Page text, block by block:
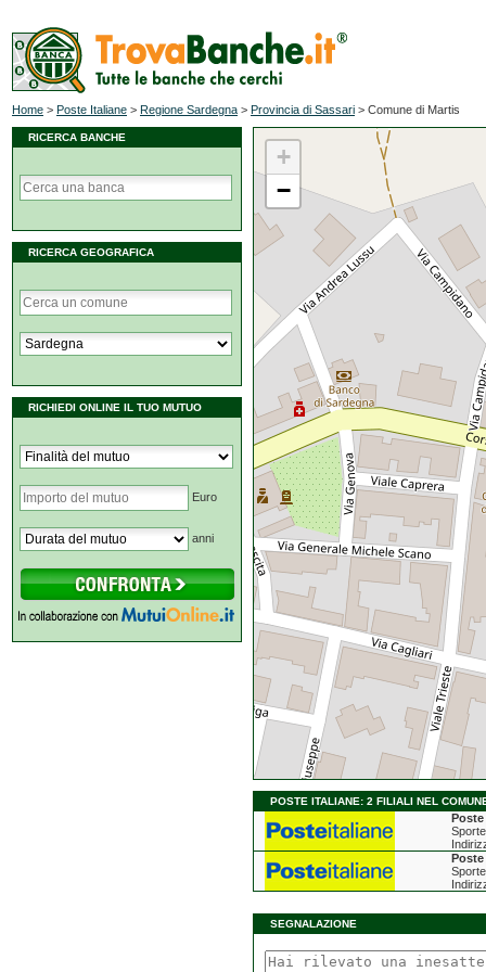
Home > Poste Italiane > Regione Sardegna > Provincia di Sassari > Comune di Martis
RICERCA BANCHE
RICERCA GEOGRAFICA
RICHIEDI ONLINE IL TUO MUTUO
Euro
anni
+
−
POSTE ITALIANE: 2 FILIALI NEL
SEGNALAZIONE